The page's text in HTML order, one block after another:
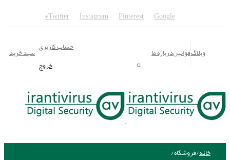
Twitter Instagram Pinterest Google+
وبلاگقوانیندرباره ما
حساب کاربری
خروج
سبد خرید
خانه/فروشگاه/